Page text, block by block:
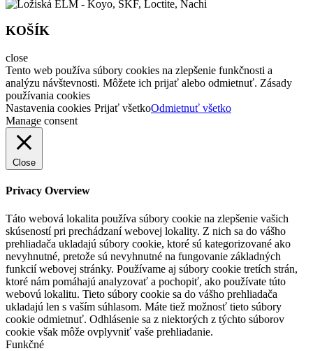
KOŠÍK
close
Tento web používa súbory cookies na zlepšenie funkčnosti a
analýzu návštevnosti. Môžete ich prijať alebo odmietnuť. Zásady
používania cookies
Nastavenia cookies Prijať všetkoOdmietnuť všetko
Manage consent
Close
Privacy Overview
Táto webová lokalita používa súbory cookie na zlepšenie vašich
skúseností pri prechádzaní webovej lokality. Z nich sa do vášho
prehliadača ukladajú súbory cookie, ktoré sú kategorizované ako
nevyhnutné, pretože sú nevyhnutné na fungovanie základných
funkcií webovej stránky. Používame aj súbory cookie tretích strán,
ktoré nám pomáhajú analyzovať a pochopiť, ako používate túto
webovú lokalitu. Tieto súbory cookie sa do vášho prehliadača
ukladajú len s vaším súhlasom. Máte tiež možnosť tieto súbory
cookie odmietnuť. Odhlásenie sa z niektorých z týchto súborov
cookie však môže ovplyvniť vaše prehliadanie.
Funkčné